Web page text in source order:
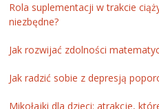
Rola suplementacji w trakcie
niezbędne?
Jak rozwijać zdolności
Jak radzić sobie z depresją
Mikołajki dla dzieci: atrakcje,